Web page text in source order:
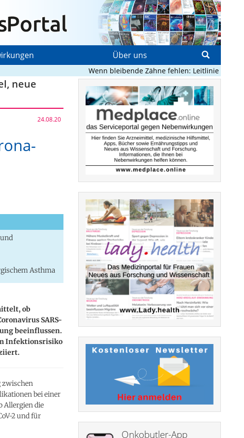
Über uns
Wenn bleibende Zähne fehlen: Leitlinie stärkt die
neue
24.08.20
Asthma
ob
SARS-
beeinflussen.
Infektionsrisiko
zwischen
bei einer
Allergien die
2 und für
Onkobutler-App